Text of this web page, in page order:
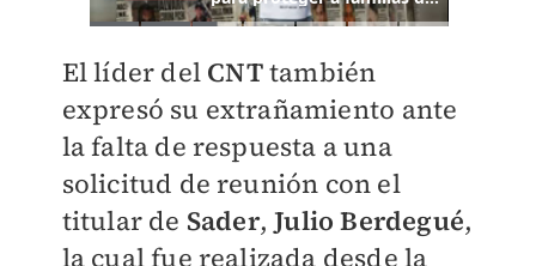
El líder del CNTtambién
expresó su extrañamiento ante
la falta de respuesta a una
solicitud de reunión con el
titular de Sader,Julio Berdegué,
la cual fue realizada desde la